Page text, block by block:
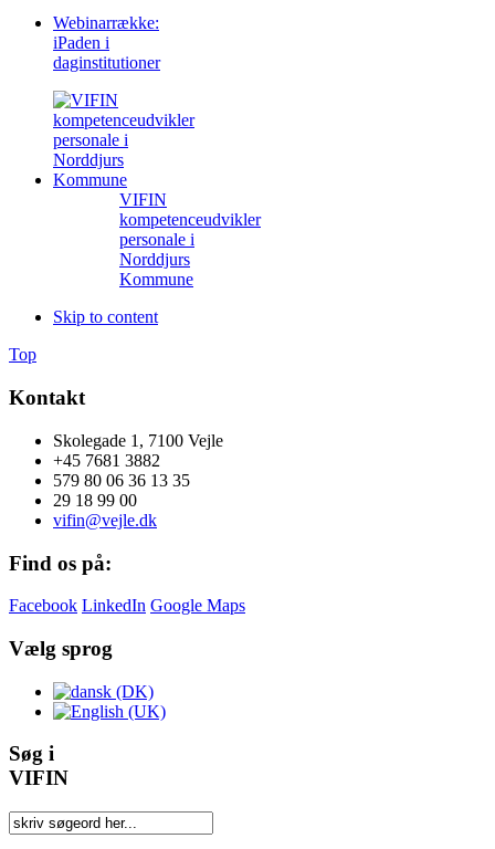
Webinarrække:
iPaden i
daginstitutioner
VIFIN
kompetenceudvikler
personale i
Norddjurs
Kommune
Skip to content
Top
Kontakt
Skolegade 1, 7100 Vejle
+45 7681 3882
579 80 06 36 13 35
29 18 99 00
vifin@vejle.dk
Find os på:
Facebook LinkedIn Google Maps
Vælg sprog
Søg i
VIFIN